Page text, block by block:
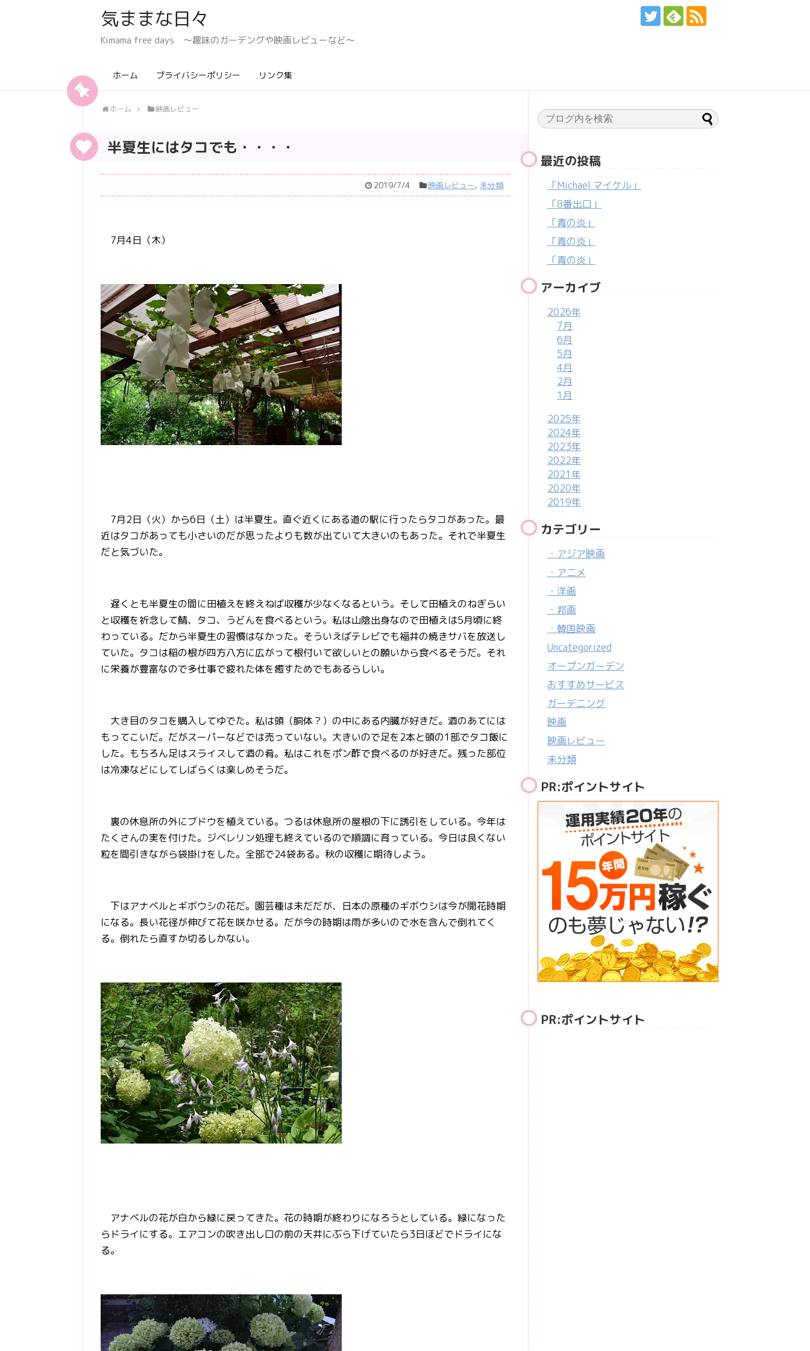
気ままな日々
Kimama free days 〜趣味のガーデングや映画レビューなど〜
ホーム プライバシーポリシー リンク集
ホーム 映画レビュー
半夏生にはタコでも・・・・
2019/7/4 映画レビュー, 未分類
7月4日（木）
7月2日（火）から6日（土）は半夏生。直ぐ近くにある道の駅に行ったらタコがあった。最
近はタコがあっても小さいのだが思ったよりも数が出ていて大きいのもあった。それで半夏生
だと気づいた。
遅くとも半夏生の間に田植えを終えねば収穫が少なくなるという。そして田植えのねぎらい
と収穫を祈念して鯖、タコ、うどんを食べるという。私は山陰出身なので田植えは5月頃に終
わっている。だから半夏生の習慣はなかった。そういえばテレビでも福井の焼きサバを放送し
ていた。タコは稲の根が四方八方に広がって根付いて欲しいとの願いから食べるそうだ。それ
に栄養が豊富なので多仕事で疲れた体を癒すためでもあるらしい。
大き目のタコを購入してゆでた。私は頭（胴体？）の中にある内臓が好きだ。酒のあてには
もってこいだ。だがスーパーなどでは売っていない。大きいので足を2本と頭の1部でタコ飯に
した。もちろん足はスライスして酒の肴。私はこれをポン酢で食べるのが好きだ。残った部位
は冷凍などにしてしばらくは楽しめそうだ。
裏の休息所の外にブドウを植えている。つるは休息所の屋根の下に誘引をしている。今年は
たくさんの実を付けた。ジベレリン処理も終えているので順調に育っている。今日は良くない
粒を間引きながら袋掛けをした。全部で24袋ある。秋の収穫に期待しよう。
下はアナベルとギボウシの花だ。園芸種は未だだが、日本の原種のギボウシは今が開花時期
になる。長い花径が伸びて花を咲かせる。だが今の時期は雨が多いので水を含んで倒れてく
る。倒れたら直すか切るしかない。
アナベルの花が白から緑に戻ってきた。花の時期が終わりになろうとしている。緑になった
らドライにする。エアコンの吹き出し口の前の天井にぶら下げていたら3日ほどでドライにな
る。
最近の投稿
「Michael マイケル」
「8番出口」
「青の炎」
「青の炎」
「青の炎」
アーカイブ
2026年
7月
6月
5月
4月
2月
1月
2025年
2024年
2023年
2022年
2021年
2020年
2019年
カテゴリー
・アジア映画
・アニメ
・洋画
・邦画
・韓国映画
Uncategorized
オープンガーデン
おすすめサービス
ガーデニング
映画
映画レビュー
未分類
PR:ポイントサイト
PR:ポイントサイト